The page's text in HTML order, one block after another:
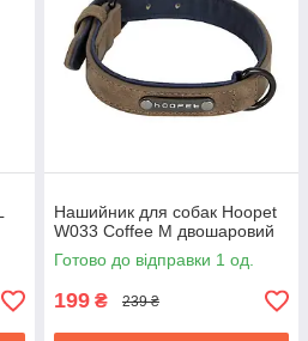
Нашийник для собак Hoopet
W033 Coffee M двошаровий
Готово до відправки 1 од.
199 ₴ 239 ₴